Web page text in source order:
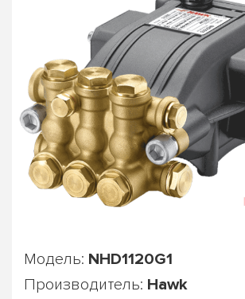
Модель: NHD1120G1
Производитель: Hawk